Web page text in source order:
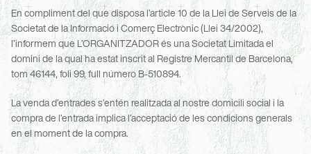
En compliment del que disposa l’article 10 de la Llei de Serveis de la
Societat de la Informació i Comerç Electrònic (Llei 34/2002),
l’informem que L’ORGANITZADOR és una Societat Limitada el
domini de la qual ha estat inscrit al Registre Mercantil de Barcelona,
tom 46144, foli 99, full número B-510894.
La venda d’entrades s’entén realitzada al nostre domicili social i la
compra de l’entrada implica l’acceptació de les condicions generals
en el moment de la compra.